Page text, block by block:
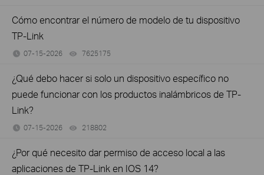
Cómo encontrar el número de modelo de tu dispositivo
TP-Link
07-15-2026 7625175
¿Qué debo hacer si solo un dispositivo específico no
puede funcionar con los productos inalámbricos de TP-
Link?
07-15-2026 218802
¿Por qué necesito dar permiso de acceso local a las
aplicaciones de TP-Link en IOS 14?